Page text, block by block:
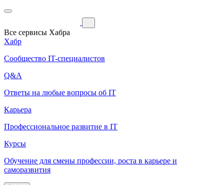
Все сервисы Хабра
Хабр
Сообщество IT-специалистов
Q&A
Ответы на любые вопросы об IT
Карьера
Профессиональное развитие в IT
Курсы
Обучение для смены профессии, роста в карьере и
саморазвития